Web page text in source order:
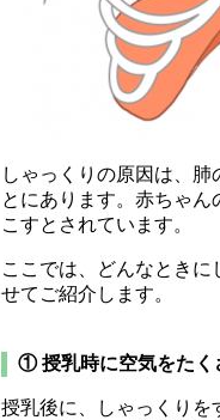
しゃっくりの原因は、肺
とにあります。赤ちゃ
こすとされています。
ここでは、どんなとき
せてご紹介します。
① 授乳時に空気をたく
授乳後に、しゃっくりを